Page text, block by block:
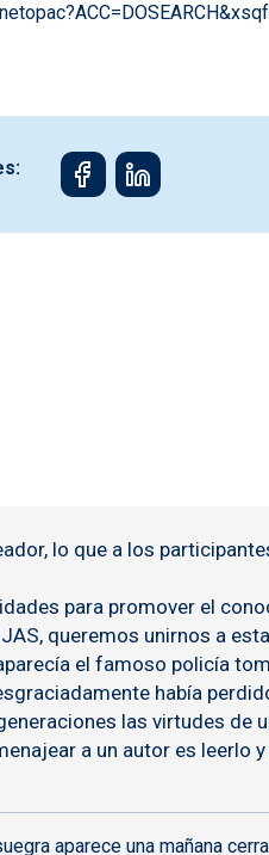
lo que a los
para promover el
, queremos unirnos a
el famoso policía
había
las virtudes de
a un autor es leerlo
aparece una mañana